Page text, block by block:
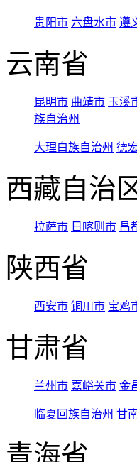
贵阳市 六盘水市 遵
云南省
昆明市 曲靖市 玉溪
族自治州
大理白族自治州 德
西藏自治
拉萨市 日喀则市 昌
陕西省
西安市 铜川市 宝鸡
甘肃省
兰州市 嘉峪关市 金
临夏回族自治州 甘
青海省